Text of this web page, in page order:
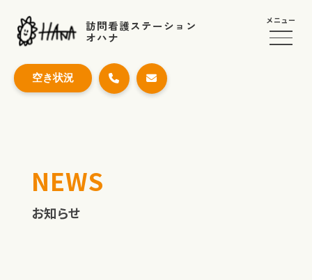
訪問看護ステーション
オハナ
メニュー
空き状況
NEWS
お知らせ